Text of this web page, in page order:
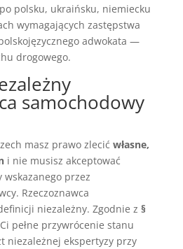
polsku, ukraińsku, niemiecku
wymagających zastępstwa
adwokata —
drogowego.
samochodowy
masz prawo zlecić własne,
i nie musisz akceptować
wskazanego przez
Rzeczoznawca
niezależny. Zgodnie z §
pełne przywrócenie stanu
niezależnej ekspertyzy przy